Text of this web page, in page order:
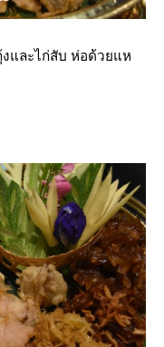
และไก่สับ ห่อด้วยแห